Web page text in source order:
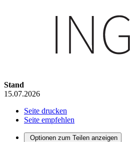
Stand
15.07.2026
Seite drucken
Seite empfehlen
Optionen zum Teilen anzeigen